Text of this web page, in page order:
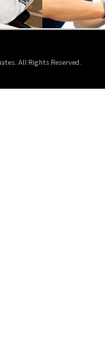
All Rights Reserved.